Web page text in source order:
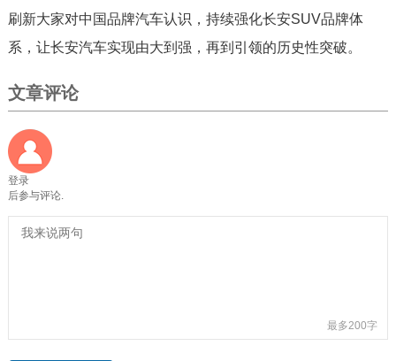
刷新大家对中国品牌汽车认识，持续强化长安SUV品牌体
系，让长安汽车实现由大到强，再到引领的历史性突破。
文章评论
登录
后参与评论.
最多200字